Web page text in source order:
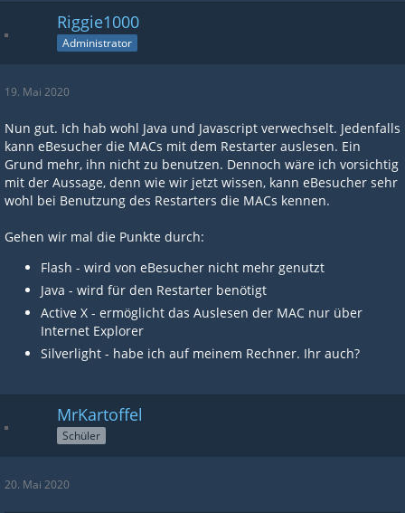
Riggie1000
Administrator
19. Mai 2020
Nun gut. Ich hab wohl Java und Javascript verwechselt. Jedenfalls
kann eBesucher die MACs mit dem Restarter auslesen. Ein
Grund mehr, ihn nicht zu benutzen. Dennoch wäre ich vorsichtig
mit der Aussage, denn wie wir jetzt wissen, kann eBesucher sehr
wohl bei Benutzung des Restarters die MACs kennen.
Gehen wir mal die Punkte durch:
Flash - wird von eBesucher nicht mehr genutzt
Java - wird für den Restarter benötigt
Active X - ermöglicht das Auslesen der MAC nur über
Internet Explorer
Silverlight - habe ich auf meinem Rechner. Ihr auch?
MrKartoffel
Schüler
20. Mai 2020